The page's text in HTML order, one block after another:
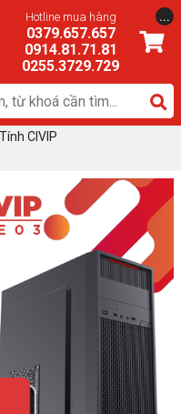
Hotline mua hàng
0379.657.657
0914.81.71.81
0255.3729.729
...
CIVIP